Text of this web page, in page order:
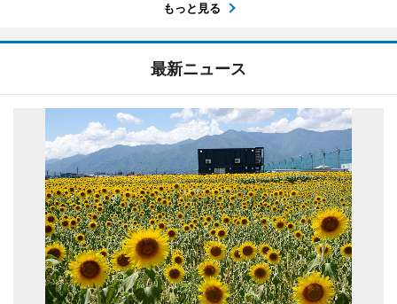
もっと見る
最新ニュース